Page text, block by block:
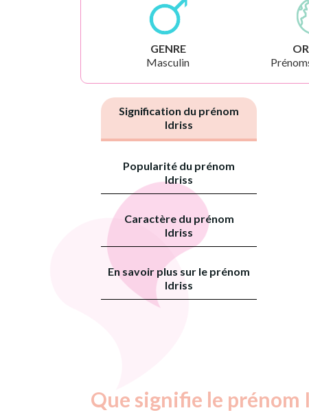
GENRE
Masculin
Signification du prénom
Idriss
Popularité du prénom
Idriss
Caractère du prénom
Idriss
En savoir plus sur le prénom
Idriss
Que signifie le prénom